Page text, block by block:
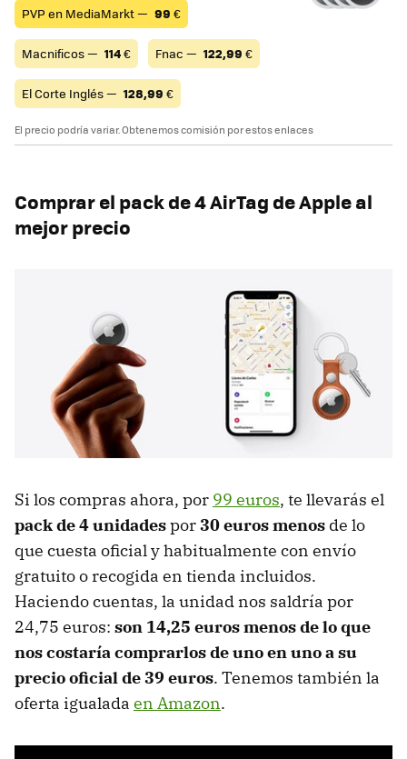
PVP en MediaMarkt — 99 €
Macnificos — 114€ Fnac — 122,99 €
El Corte Inglés — 128,99 €
El precio podría variar. Obtenemos comisión por estos enlaces
Comprar el pack de 4 AirTag de Apple al
mejor precio
Si los compras ahora, por 99 euros, te llevarás el
pack de 4 unidadespor30 euros menos de lo
que cuesta oficial y habitualmente con envío
gratuito o recogida en tienda incluidos.
Haciendo cuentas, la unidad nos saldría por
24,75 euros: son 14,25 euros menos de lo que
nos costaría comprarlos de uno en uno a su
precio oficial de 39 euros. Tenemos también la
oferta igualada en Amazon.